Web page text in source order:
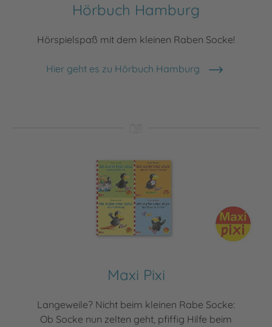
Hörbuch Hamburg
Hörspielspaß mit dem kleinen Raben Socke!
Hier geht es zu Hörbuch Hamburg
Maxi Pixi
Langeweile? Nicht beim kleinen Rabe Socke:
Ob Socke nun zelten geht, pfiffig Hilfe beim